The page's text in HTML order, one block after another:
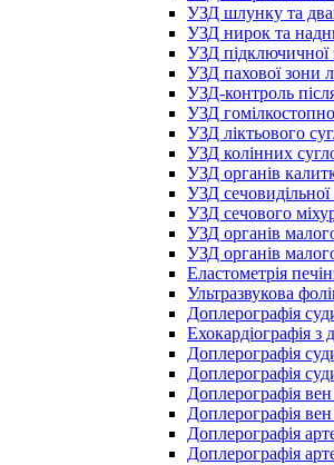
УЗД шлунку та
УЗД нирок та
УЗД підключичної
УЗД пахової зони
УЗД-контроль
УЗД
УЗД ліктьового
УЗД колінних
УЗД органів
УЗД
УЗД сечового
УЗД органів
УЗД органів
Еластометрія
Ультразвукова
Доплерографія
Ехокардіографія з
Доплерографія
Доплерографія
Доплерографія вен
Доплерографія
Доплерографія
Доплерографія